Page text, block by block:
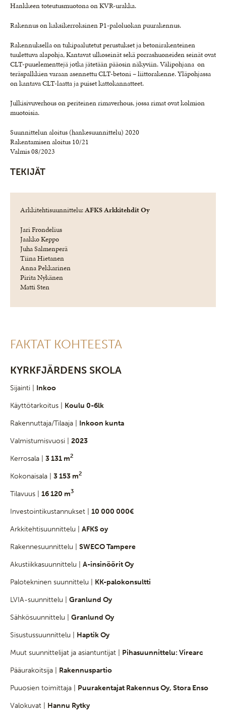
Hankkeen toteutusmuotona on KVR-urakka.
Rakennus on kaksikerroksinen P1-paloluokan puurakennus.
Rakennuksella on tukipaalutetut perustukset ja betonirakenteinen
tuulettuva alapohja, Kantavat ulkoseinät sekä porrashuoneiden seinät ovat
CLT-puuelementtejä jotka jätetään pääosin näkyviin. Välipohjana on
teräspalkkien varaan asennettu CLT-betoni – liittorakenne. Yläpohjassa
on kantava CLT-laatta ja puiset kattokannatteet.
Julkisivuverhous on periteinen rimaverhous, jossa rimat ovat kolmion
muotoisia.
Suunnittelun aloitus (hankesuunnittelu) 2020
Rakentamisen aloitus 10/21
Valmis 08/2023
TEKIJÄT
Arkkitehtisuunnittelu:AFKS Arkkitehdit Oy
Jari Frondelius
Jaakko Keppo
Juha Salmenperä
Tiina Hietanen
Anna Pekkarinen
Pirita Nykänen
Matti Sten
FAKTAT KOHTEESTA
KYRKFJÄRDENS SKOLA
Sijainti | Inkoo
Käyttötarkoitus | Koulu 0-6lk
Rakennuttaja/Tilaaja | Inkoon kunta
Valmistumisvuosi | 2023
Kerrosala | 3 131 m2
Kokonaisala | 3 153 m2
Tilavuus | 16 120 m3
Investointikustannukset | 10 000 000€
Arkkitehtisuunnittelu | AFKS oy
Rakennesuunnittelu | SWECO Tampere
Akustiikkasuunnittelu | A-insinöörit Oy
Palotekninen suunnittelu | KK-palokonsultti
LVIA-suunnittelu | Granlund Oy
Sähkösuunnittelu | Granlund Oy
Sisustussuunnittelu | Haptik Oy
Muut suunnittelijat ja asiantuntijat | Pihasuunnittelu: Virearc
Pääurakoitsija | Rakennuspartio
Puuosien toimittaja | Puurakentajat Rakennus Oy, Stora Enso
Valokuvat | Hannu Rytky